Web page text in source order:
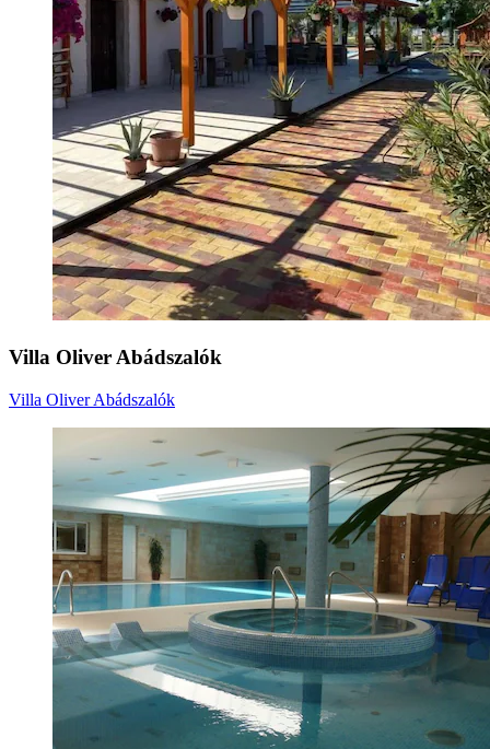
Villa Oliver Abádszalók
Villa Oliver Abádszalók